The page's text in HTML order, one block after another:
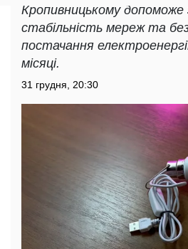
Кропивницькому допоможе
стабільність мереж та
постачання
місяці.
31 грудня, 20:30